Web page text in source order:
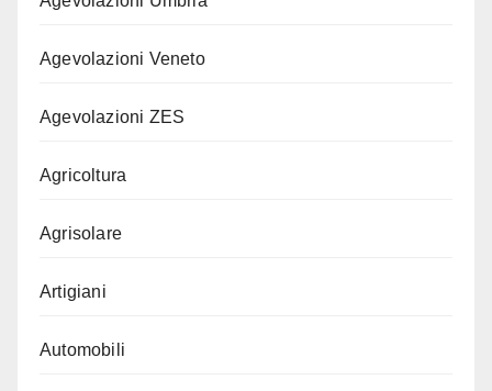
Agevolazioni Veneto
Agevolazioni ZES
Agricoltura
Agrisolare
Artigiani
Automobili